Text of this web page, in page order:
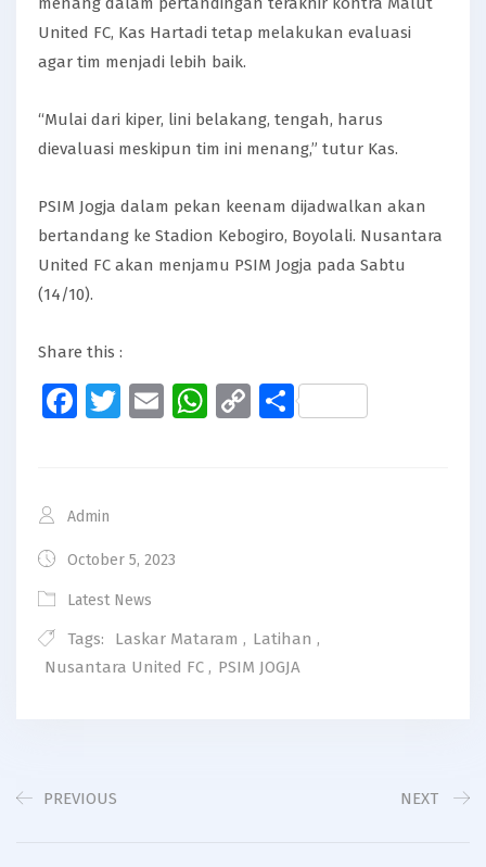
United FC, Kas Hartadi tetap melakukan evaluasi
agar tim menjadi lebih baik.
“Mulai dari kiper, lini belakang, tengah, harus
dievaluasi meskipun tim ini menang,” tutur Kas.
PSIM Jogja dalam pekan keenam dijadwalkan akan
bertandang ke Stadion Kebogiro, Boyolali. Nusantara
United FC akan menjamu PSIM Jogja pada Sabtu
(14/10).
Share this :
Facebook
Twitter
EmailWhatsApp
CopyShare
Admin
October 5, 2023
Latest News
Tags: Laskar Mataram , Latihan ,
Nusantara United FC , PSIM JOGJA
PREVIOUS NEXT